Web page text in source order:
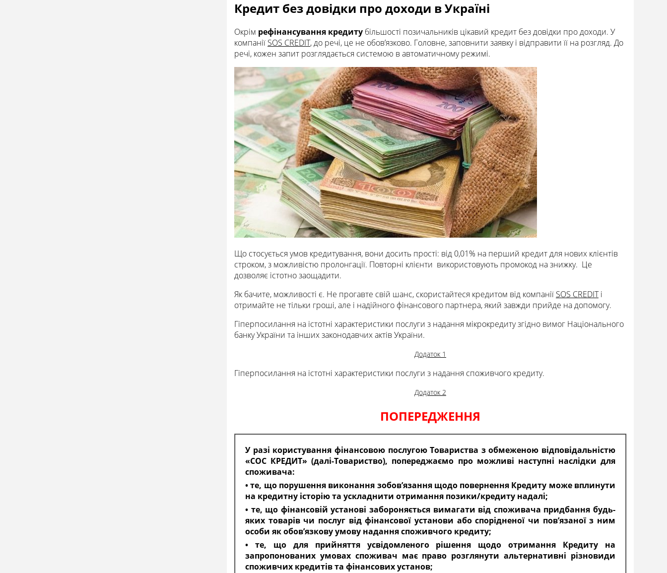
Кредит без довідки про доходи в Україні
Окрім рефінансування кредиту більшості позичальників цікавий кредит без довідки про доходи. У
компанії SOS CREDIT, до речі, це не обов’язково. Головне, заповнити заявку і відправити її на розгляд. До
речі, кожен запит розглядається системою в автоматичному режимі.
Що стосується умов кредитування, вони досить прості: від 0,01% на перший кредит для нових клієнтів
строком, з можливістю пролонгації. Повторні клієнти використовують промокод на знижку. Це
дозволяє істотно заощадити.
Як бачите, можливості є. Не прогавте свій шанс, скористайтеся кредитом від компанії SOS CREDITі
отримайте не тільки гроші, але і надійного фінансового партнера, який завжди прийде на допомогу.
Гіперпосилання на істотні характеристики послуги з надання мікрокредиту згідно вимог Національного
банку України та інших законодавчих актів України.
Додаток 1
Гіперпосилання на істотні характеристики послуги з надання споживчого кредиту.
Додаток 2
ПОПЕРЕДЖЕННЯ
У разі користування фінансовою послугою Товариства з обмеженою відповідальністю
«СОС КРЕДИТ» (далі-Товариство), попереджаємо про можливі наступні наслідки для
споживача:
• те, що порушення виконання зобов’язання щодо повернення Кредиту може вплинути
на кредитну історію та ускладнити отримання позики/кредиту надалі;
• те, що фінансовій установі забороняється вимагати від споживача придбання будь-
яких товарів чи послуг від фінансової установи або спорідненої чи пов’язаної з ним
особи як обов’язкову умову надання споживчого кредиту;
• те, що для прийняття усвідомленого рішення щодо отримання Кредиту на
запропонованих умовах споживач має право розглянути альтернативні різновиди
споживчих кредитів та фінансових установ;